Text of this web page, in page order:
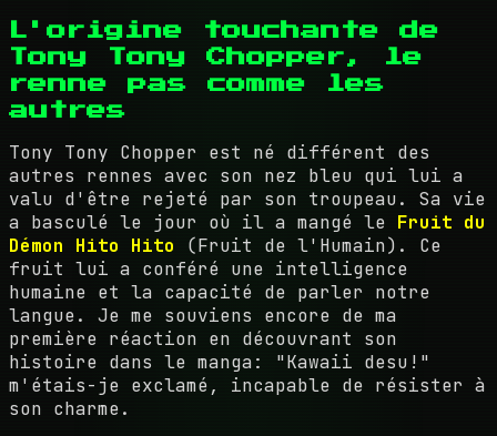
L'origine touchante de
Tony Tony Chopper, le
renne pas comme les
autres
Tony Tony Chopper est né différent des
autres rennes avec son nez bleu qui lui a
valu d'être rejeté par son troupeau. Sa vie
a basculé le jour où il a mangé le Fruit du
Démon Hito Hito (Fruit de l'Humain). Ce
fruit lui a conféré une intelligence
humaine et la capacité de parler notre
langue. Je me souviens encore de ma
première réaction en découvrant son
histoire dans le manga: "Kawaii desu!"
m'étais-je exclamé, incapable de résister à
son charme.